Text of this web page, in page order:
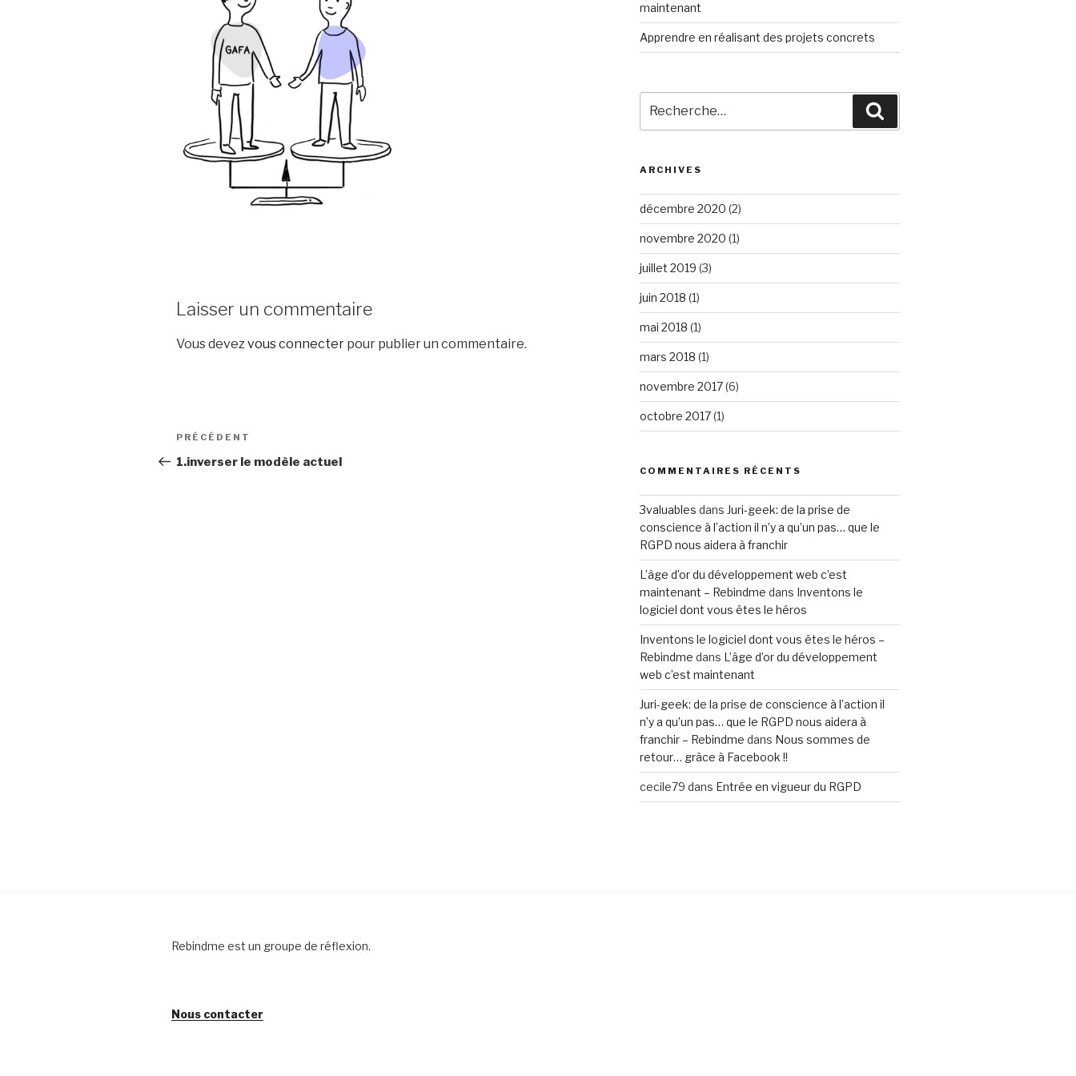
Laisser un commentaire
Vous devezvous connecter pour publier un commentaire.
Navigation
de
Article
précédent
PRÉCÉDENT
1.inverser le modèle actuel
maintenant
Apprendre en réalisant des projets concrets
pour
:
ARCHIVES
décembre 2020 (2)
novembre 2020 (1)
juillet 2019 (3)
juin 2018 (1)
mai 2018 (1)
mars 2018 (1)
novembre 2017(6)
octobre 2017(1)
COMMENTAIRES RÉCENTS
3valuables dans Juri-geek: de la prise de
conscience à l’action il n’y a qu’un pas… que le
RGPD nous aidera à franchir
L’âge d’or du développement web c’est
maintenant – Rebindme dans Inventons le
logiciel dont vous êtes le héros
Inventons le logiciel dont vous êtes le héros –
Rebindme dans L’âge d’or du développement
web c’est maintenant
Juri-geek: de la prise de conscience à l’action il
n’y a qu’un pas… que le RGPD nous aidera à
franchir – Rebindme dans Nous sommes de
retour… grâce à Facebook !!
cecile79 dans Entrée en vigueur du RGPD
Rebindme est un groupe de réflexion.
Nous contacter